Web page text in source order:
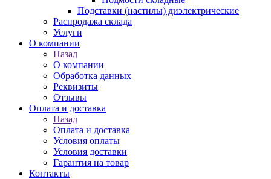
Подставки (настилы) диэлектрические
Распродажа склада
Услуги
О компании
Назад
О компании
Обработка данных
Реквизиты
Отзывы
Оплата и доставка
Назад
Оплата и доставка
Условия оплаты
Условия доставки
Гарантия на товар
Контакты